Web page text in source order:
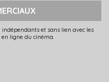
et sans lien avec les
ligne du cinéma.